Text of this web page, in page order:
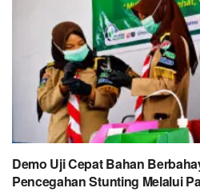
Demo Uji Cepat Bahan
Pencegahan Stunting Melalui